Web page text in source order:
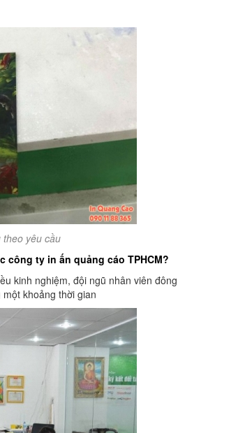
theo yêu cầu
ty in ấn quảng cáo TPHCM?
kinh nghiệm, đội ngũ nhân viên đông
khoảng thời gian